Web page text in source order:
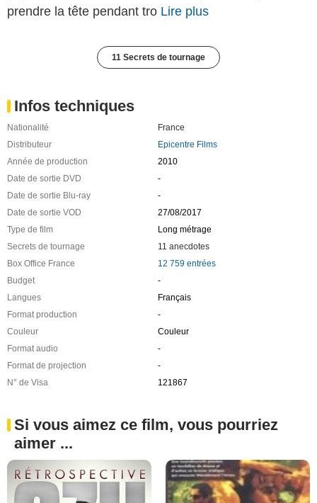
prendre la tête pendant tro Lire plus
11 Secrets de tournage
Infos techniques
Nationalité
France
Distributeur
Epicentre Films
Année de production
2010
Date de sortie DVD
-
Date de sortie Blu-ray
-
Date de sortie VOD
27/08/2017
Type de film
Long métrage
Secrets de tournage
11 anecdotes
Box Office France
12 759 entrées
Budget
-
Langues
Français
Format production
-
Couleur
Couleur
Format audio
-
Format de projection
-
N° de Visa
121867
Si vous aimez ce film, vous pourriez
aimer ...